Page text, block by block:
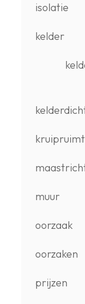
isolatie
kelder
muur
oorzaak
oorzaken
prijzen